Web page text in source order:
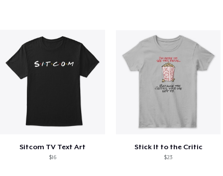
Sitcom TV Text Art
$16
Stick It to the Critic
$23